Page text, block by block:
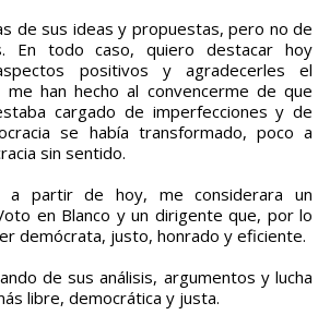
de sus ideas y propuestas, pero no de
En todo caso, quiero destacar hoy
positivos y agradecerles el
han hecho al convencerme de que
cargado de imperfecciones y de
se había transformado, poco a
sin sentido.
a partir de hoy, me considerara un
en Blanco y un dirigente que, por lo
demócrata, justo, honrado y eficiente.
de sus análisis, argumentos y lucha
libre, democrática y justa.